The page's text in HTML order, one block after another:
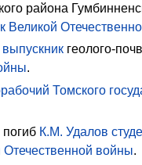
района
Великой
выпускникгеолого-
.
Томского
К.М. Удалов
Отечественной войны.